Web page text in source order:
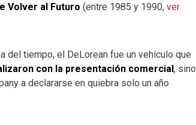
Volver al Futuro (entre 1985 y 1990, ver
del tiempo, el DeLorean fue un vehículo que
con la presentación comercial, sino
a declararse en quiebra solo un año